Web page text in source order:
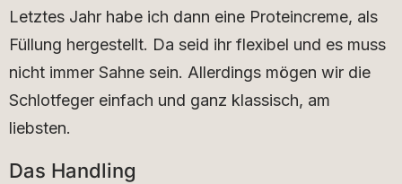
Letztes Jahr habe ich dann eine Proteincreme, als
Füllung hergestellt. Da seid ihr flexibel und es muss
nicht immer Sahne sein. Allerdings mögen wir die
Schlotfeger einfach und ganz klassisch, am
liebsten.
Das Handling